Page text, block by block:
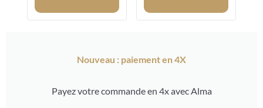
Nouveau : paiement en 4X
Payez votre commande en 4x avec Alma